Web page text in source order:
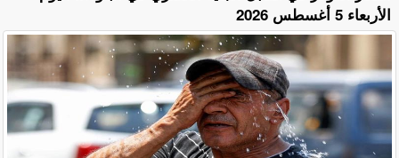
الأربعاء 5 أغسطس 2026